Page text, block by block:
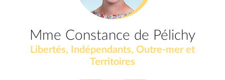
Mme Constance de Pélichy
Libertés, Indépendants, Outre-mer et
Territoires